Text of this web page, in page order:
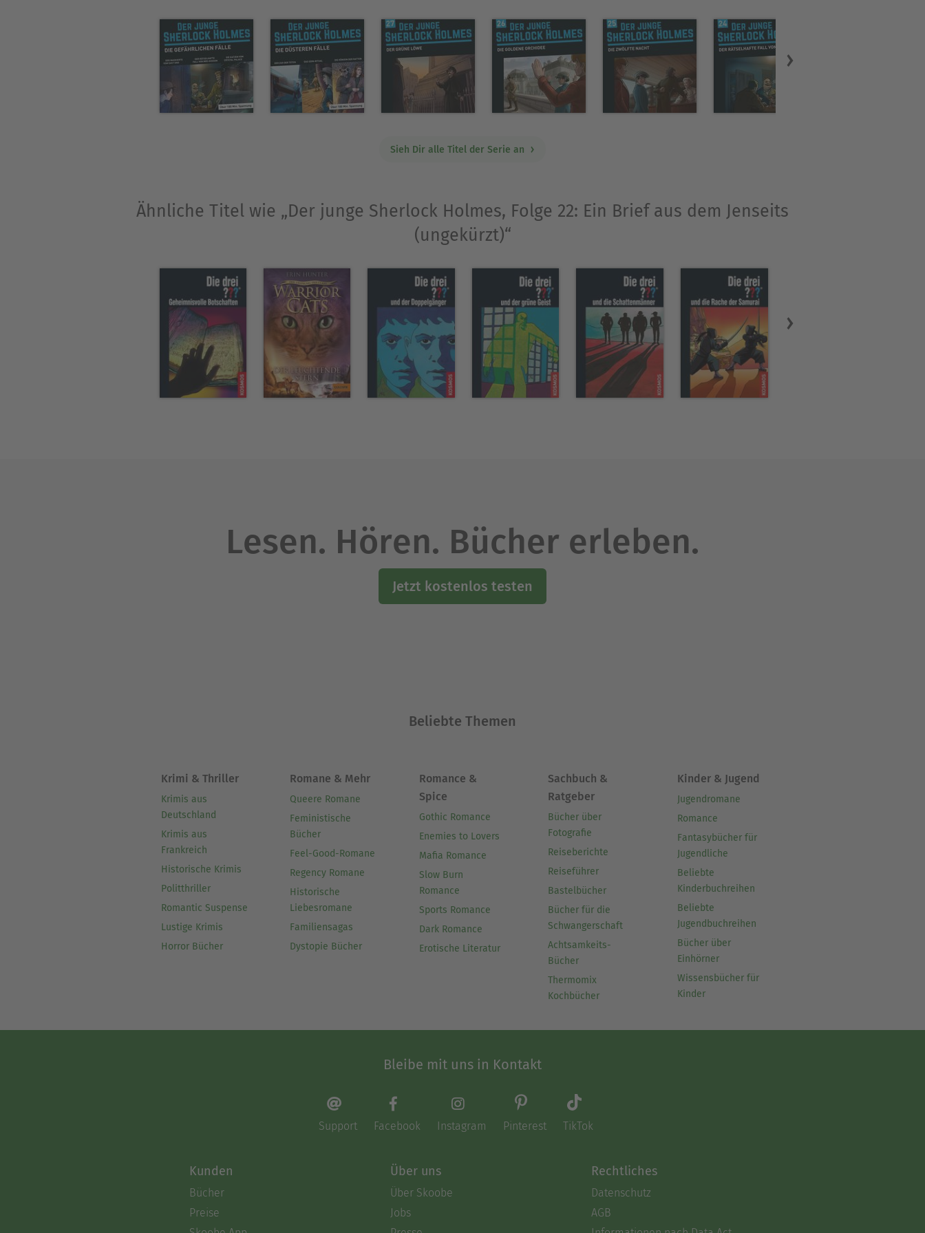
Sieh Dir alle Titel der Serie an
Ähnliche Titel wie „Der junge Sherlock Holmes, Folge 22: Ein Brief aus dem Jenseits
(ungekürzt)“
Lesen. Hören. Bücher erleben.
Jetzt kostenlos testen
Beliebte Themen
Krimi & Thriller
Krimis aus
Deutschland
Krimis aus
Frankreich
Historische Krimis
Politthriller
Romantic Suspense
Lustige Krimis
Horror Bücher
Romane & Mehr
Queere Romane
Feministische
Bücher
Feel-Good-Romane
Regency Romane
Historische
Liebesromane
Familiensagas
Dystopie Bücher
Romance &
Spice
Gothic Romance
Enemies to Lovers
Mafia Romance
Slow Burn
Romance
Sports Romance
Dark Romance
Erotische Literatur
Sachbuch &
Ratgeber
Bücher über
Fotografie
Reiseberichte
Reiseführer
Bastelbücher
Bücher für die
Schwangerschaft
Achtsamkeits-
Bücher
Thermomix
Kochbücher
Kinder & Jugend
Jugendromane
Romance
Fantasybücher für
Jugendliche
Beliebte
Kinderbuchreihen
Beliebte
Jugendbuchreihen
Bücher über
Einhörner
Wissensbücher für
Kinder
Bleibe mit uns in Kontakt
Support Facebook Instagram Pinterest TikTok
Kunden
Bücher
Preise
Über uns
Über Skoobe
Jobs
Rechtliches
Datenschutz
AGB